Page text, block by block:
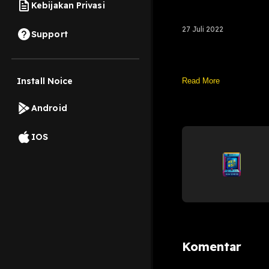
Kebijakan Privasi
Support
Install Noice
Android
IOS
27 Juli 2022
Read More
Komentar